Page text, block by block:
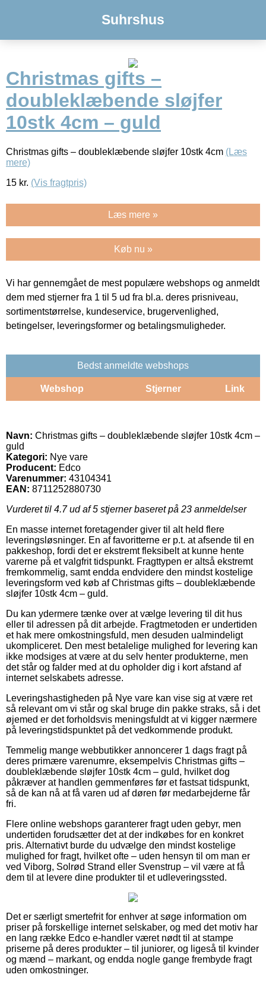
Suhrshus
Christmas gifts –
doubleklæbende sløjfer
10stk 4cm – guld
Christmas gifts – doubleklæbende sløjfer 10stk 4cm (Læs
mere)
15 kr. (Vis fragtpris)
Læs mere »
Køb nu »
Vi har gennemgået de mest populære webshops og anmeldt
dem med stjerner fra 1 til 5 ud fra bl.a. deres prisniveau,
sortimentstørrelse, kundeservice, brugervenlighed,
betingelser, leveringsformer og betalingsmuligheder.
Bedst anmeldte webshops
Webshop Stjerner Link
Navn: Christmas gifts – doubleklæbende sløjfer 10stk 4cm –
guld
Kategori: Nye vare
Producent: Edco
Varenummer: 43104341
EAN: 8711252880730
Vurderet til 4.7ud af 5 stjerner baseret på 23 anmeldelser
En masse internet foretagender giver til alt held flere
leveringsløsninger. En af favoritterne er p.t. at afsende til en
pakkeshop, fordi det er ekstremt fleksibelt at kunne hente
varerne på et valgfrit tidspunkt. Fragttypen er altså ekstremt
fremkommelig, samt endda endvidere den mindst kostelige
leveringsform ved køb af Christmas gifts – doubleklæbende
sløjfer 10stk 4cm – guld.
Du kan ydermere tænke over at vælge levering til dit hus
eller til adressen på dit arbejde. Fragtmetoden er undertiden
et hak mere omkostningsfuld, men desuden ualmindeligt
ukompliceret. Den mest betalelige mulighed for levering kan
ikke modsiges at være at du selv henter produkterne, men
det står og falder med at du opholder dig i kort afstand af
internet selskabets adresse.
Leveringshastigheden på Nye vare kan vise sig at være ret
så relevant om vi står og skal bruge din pakke straks, så i det
øjemed er det forholdsvis meningsfuldt at vi kigger nærmere
på leveringstidspunktet på det vedkommende produkt.
Temmelig mange webbutikker annoncerer 1 dags fragt på
deres primære varenumre, eksempelvis Christmas gifts –
doubleklæbende sløjfer 10stk 4cm – guld, hvilket dog
påkræver at handlen gemmenføres før et fastsat tidspunkt,
så de kan nå at få varen ud af døren før medarbejderne får
fri.
Flere online webshops garanterer fragt uden gebyr, men
undertiden forudsætter det at der indkøbes for en konkret
pris. Alternativt burde du udvælge den mindst kostelige
mulighed for fragt, hvilket ofte – uden hensyn til om man er
ved Viborg, Solrød Strand eller Svenstrup – vil være at få
dem til at levere dine produkter til et udleveringssted.
Det er særligt smertefrit for enhver at søge information om
priser på forskellige internet selskaber, og med det motiv har
en lang række Edco e-handler været nødt til at stampe
priserne på deres produkter – til juniorer, og ligeså til kvinder
og mænd – markant, og endda nogle gange frembyde fragt
uden omkostninger.